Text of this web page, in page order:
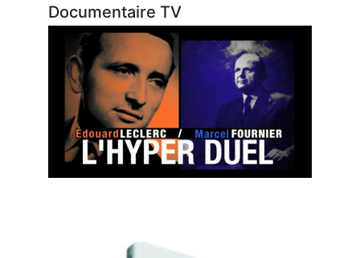
Documentaire TV